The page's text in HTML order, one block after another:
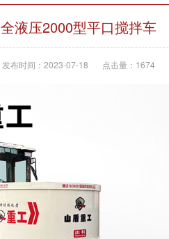
全液压2000型平口搅拌车
发布时间：2023-07-18 点击量：1674